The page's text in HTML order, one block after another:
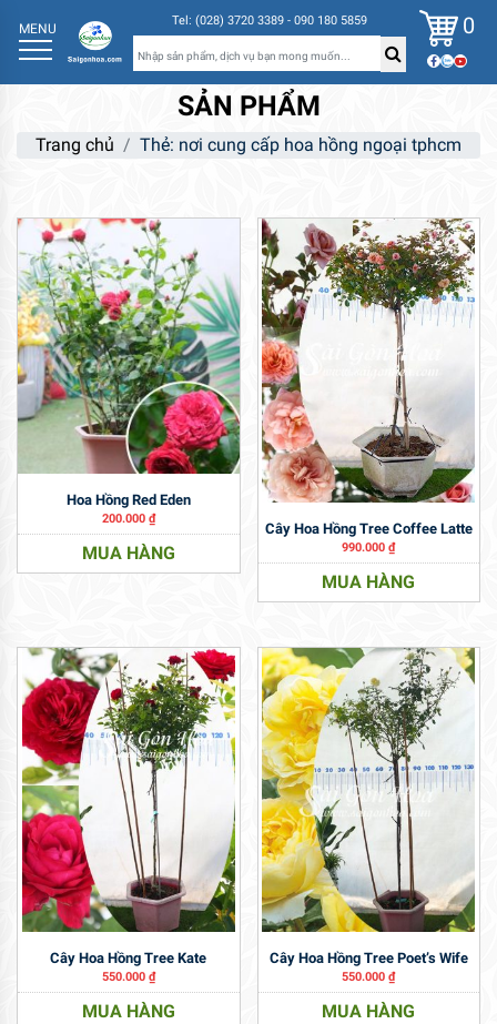
MENU Tel: (028) 3720 3389 - 090 180 5859 0
SẢN PHẨM
Trang chủ Thẻ: nơi cung cấp hoa hồng ngoại tphcm
Hoa Hồng Red Eden
200.000 ₫
MUA HÀNG
Cây Hoa Hồng Tree Coffee Latte
990.000₫
MUA HÀNG
Cây Hoa Hồng Tree Kate
550.000 ₫
MUA HÀNG
Cây Hoa Hồng Tree Poet’s Wife
550.000₫
MUA HÀNG